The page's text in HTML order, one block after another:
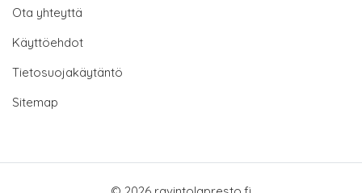
Ota yhteyttä
Käyttöehdot
Tietosuojakäytäntö
Sitemap